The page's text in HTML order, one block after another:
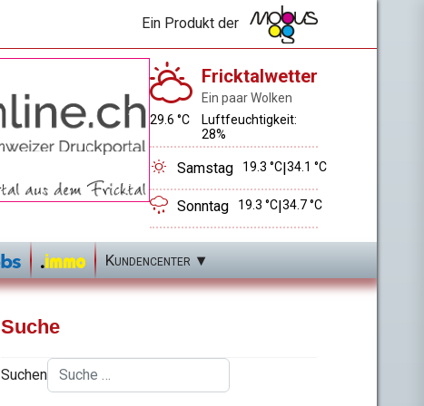
Ein Produkt der
Fricktalwetter
Ein paar Wolken
29.6 °C
Luftfeuchtigkeit:
28%
Samstag 19.3 °C|34.1 °C
Sonntag 19.3 °C|34.7 °C
Kundencenter
Suche
Suchen